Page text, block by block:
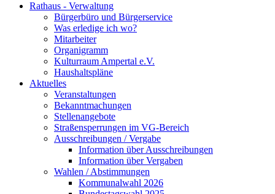
Rathaus - Verwaltung
Bürgerbüro und Bürgerservice
Was erledige ich wo?
Mitarbeiter
Organigramm
Kulturraum Ampertal e.V.
Haushaltspläne
Aktuelles
Veranstaltungen
Bekanntmachungen
Stellenangebote
Straßensperrungen im VG-Bereich
Ausschreibungen / Vergabe
Information über Ausschreibungen
Information über Vergaben
Wahlen / Abstimmungen
Kommunalwahl 2026